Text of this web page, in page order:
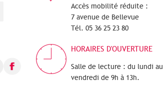
Accès mobilité réduite :
7 avenue de Bellevue
Tél. 05 36 25 23 80
HORAIRES D'OUVERTURE
Salle de lecture : du lundi au
vendredi de 9h à 13h.